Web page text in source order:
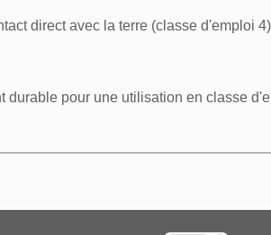
direct avec la terre (classe d'emploi 4)
durable pour une utilisation en classe